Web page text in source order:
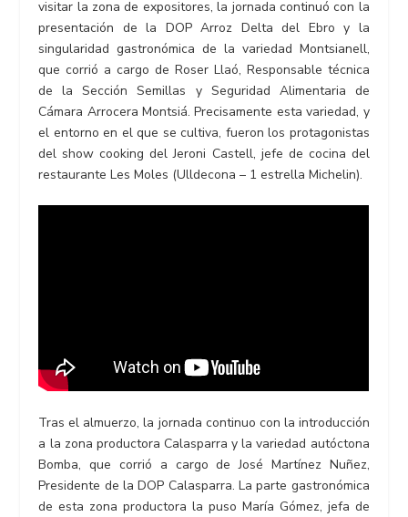
visitar la zona de expositores, la jornada continuó con la
presentación de la DOP Arroz Delta del Ebro y la
singularidad gastronómica de la variedad Montsianell,
que corrió a cargo de Roser Llaó, Responsable técnica
de la Sección Semillas y Seguridad Alimentaria de
Cámara Arrocera Montsiá. Precisamente esta variedad, y
el entorno en el que se cultiva, fueron los protagonistas
del show cooking del Jeroni Castell, jefe de cocina del
restaurante Les Moles (Ulldecona – 1 estrella Michelin).
Tras el almuerzo, la jornada continuo con la introducción
a la zona productora Calasparra y la variedad autóctona
Bomba, que corrió a cargo de José Martínez Nuñez,
Presidente de la DOP Calasparra. La parte gastronómica
de esta zona productora la puso María Gómez, jefa de